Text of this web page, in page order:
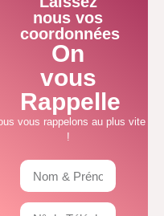
nous vos
coordonnées
On
vous
Rappelle
vous rappelons au plus vite
!